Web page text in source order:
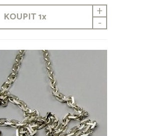
KOUPIT1x +
-